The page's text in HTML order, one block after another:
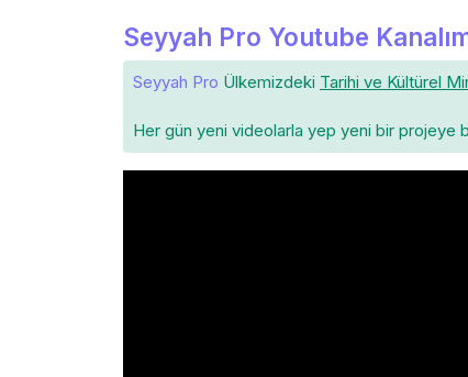
Seyyah Pro Youtube
Seyyah Pro Ülkemizdeki Tarihi ve Kültürel
Her gün yeni videolarla yep yeni bir projeye